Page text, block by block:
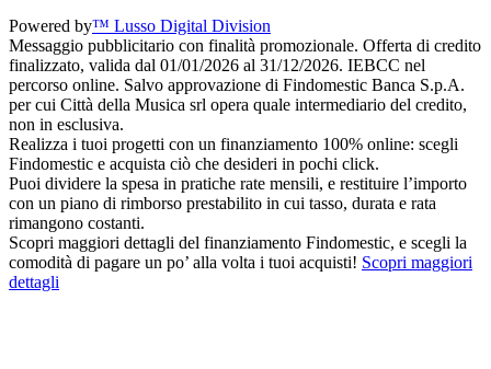
Powered by™ Lusso Digital Division
Messaggio pubblicitario con finalità promozionale. Offerta di credito
finalizzato, valida dal 01/01/2026 al 31/12/2026. IEBCC nel
percorso online. Salvo approvazione di Findomestic Banca S.p.A.
per cui Città della Musica srl opera quale intermediario del credito,
non in esclusiva.
Realizza i tuoi progetti con un finanziamento 100% online: scegli
Findomestic e acquista ciò che desideri in pochi click.
Puoi dividere la spesa in pratiche rate mensili, e restituire l’importo
con un piano di rimborso prestabilito in cui tasso, durata e rata
rimangono costanti.
Scopri maggiori dettagli del finanziamento Findomestic, e scegli la
comodità di pagare un po’ alla volta i tuoi acquisti! Scopri maggiori
dettagli